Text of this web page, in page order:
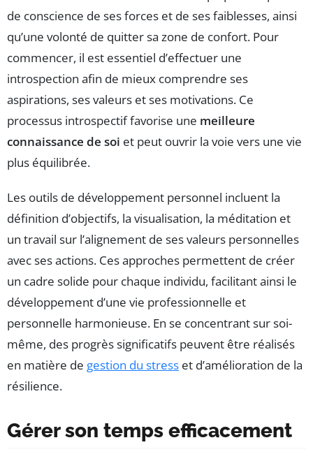
de conscience de ses forces et de ses faiblesses, ainsi
qu’une volonté de quitter sa zone de confort. Pour
commencer, il est essentiel d’effectuer une
introspection afin de mieux comprendre ses
aspirations, ses valeurs et ses motivations. Ce
processus introspectif favorise une meilleure
connaissance de soi et peut ouvrir la voie vers une vie
plus équilibrée.
Les outils de développement personnel incluent la
définition d’objectifs, la visualisation, la méditation et
un travail sur l’alignement de ses valeurs personnelles
avec ses actions. Ces approches permettent de créer
un cadre solide pour chaque individu, facilitant ainsi le
développement d’une vie professionnelle et
personnelle harmonieuse. En se concentrant sur soi-
même, des progrès significatifs peuvent être réalisés
en matière de gestion du stress et d’amélioration de la
résilience.
Gérer son temps efficacement